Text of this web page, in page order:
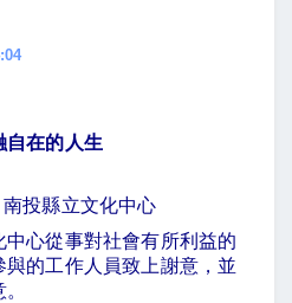
自在的人生
投縣立文化中心
心從事對社會有所利益的
的工作人員致上謝意，並